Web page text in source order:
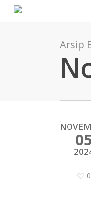
Lewati
Arsip
05
0